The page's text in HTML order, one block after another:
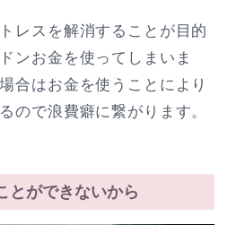
レスを解消することが目的
ンお金を使ってしまいま
合はお金を使うことにより
ので浪費癖に繋がります。
とができないから